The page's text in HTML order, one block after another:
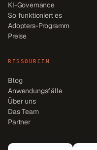
KI-Governance
So funktioniert es
Adopters-Programm
Preise
RESSOURCEN
Blog
Anwendungsfälle
Über uns
Das Team
Partner